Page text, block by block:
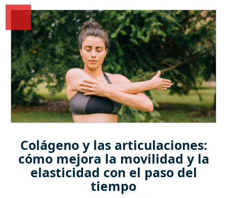
Colágeno y las articulaciones:
cómo mejora la movilidad y la
elasticidad con el paso del
tiempo